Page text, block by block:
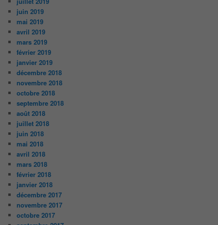
juin 2019
mai 2019
avril 2019
mars 2019
février 2019
janvier 2019
décembre 2018
novembre 2018
octobre 2018
septembre 2018
août 2018
juillet 2018
juin 2018
mai 2018
avril 2018
mars 2018
février 2018
janvier 2018
décembre 2017
novembre 2017
octobre 2017